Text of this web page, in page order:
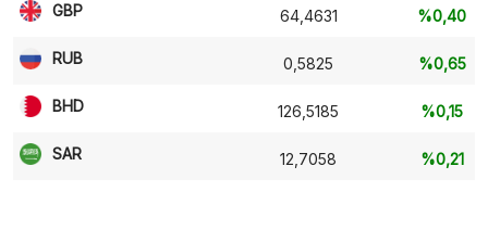
GBP 64,4631 %0,40
RUB 0,5825 %0,65
BHD 126,5185 %0,15
SAR 12,7058 %0,21